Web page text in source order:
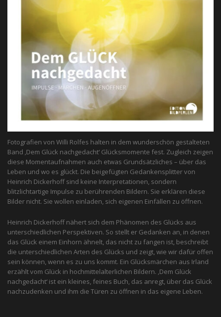
Fotografien von Willi Rolfes halten in dem wunderschön gestalteten
Band ‚Dem Glück nachgedacht‘ Glücksmomente fest. Zugleich zeigen
diese Momentaufnahmen auch etwas Grundsätzliches – über das
Leben und wo es glückt. Die beigefügten Gedankensplitter von
Heinrich Dickerhoff sind keine Interpretationen, sondern
blitzlichtartige Impulse zu berührenden Bildern. Sie erklären diese
Bilder nicht. Sie wollen einladen, sich eigenen Einfällen zu öffnen.
Heinrich Dickerhoff nähert sich dem Phänomen des Glücks aus
unterschiedlichen Perspektiven. So stellt er Gedanken an, in denen
das Glück einem Einhorn ähnelt, das nicht zu fangen ist, beschreibt
die unterschiedlichen Arten des Glücks und zeigt, wie wir dafür offen
sein können, wenn es zu uns kommt. Ein Glücksmärchen aus Irland
erzählt vom Glück in hochmittelalterlichen Bildern. ‚Dem Glück
nachgedacht‘ ist ein kleines, feines Buch, das anregt, über das Glück
nachzudenken und ihm die Türen zu öffnen in das eigene Leben.